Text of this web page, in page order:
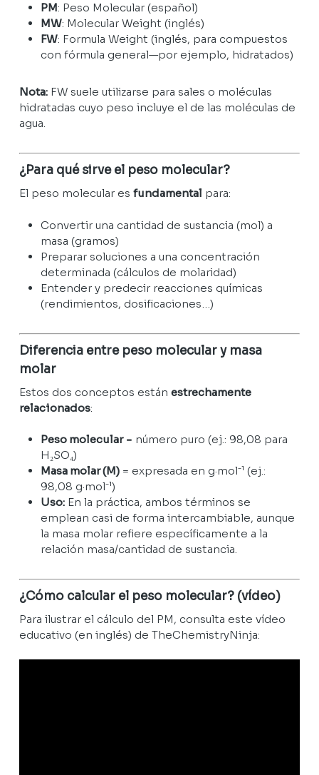
No hay productos en el carrito.
PM: Peso Molecular (español)
MW: Molecular Weight (inglés)
FW: Formula Weight (inglés, para compuestos
con fórmula general—por ejemplo, hidratados)
Nota:FW suele utilizarse para sales o moléculas
hidratadas cuyo peso incluye el de las moléculas de
agua.
¿Para qué sirve el peso molecular?
El peso molecular es fundamental para:
Convertir una cantidad de sustancia (mol) a
masa (gramos)
Preparar soluciones a una concentración
determinada (cálculos de molaridad)
Entender y predecir reacciones químicas
(rendimientos, dosificaciones…)
Diferencia entre peso molecular y masa
molar
Estos dos conceptos están estrechamente
relacionados:
Peso molecular= número puro (ej.: 98,08 para
H₂SO₄)
Masa molar (M)= expresada en g·mol⁻¹ (ej.:
98,08 g·mol⁻¹)
Uso:En la práctica, ambos términos se
emplean casi de forma intercambiable, aunque
la masa molar refiere específicamente a la
relación masa/cantidad de sustancia.
¿Cómo calcular el peso molecular? (vídeo)
Para ilustrar el cálculo del PM, consulta este vídeo
educativo (en inglés) de TheChemistryNinja: